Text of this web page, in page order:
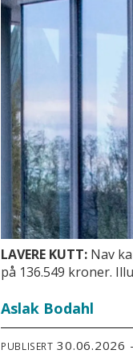
LAVERE KUTT: Nav
på 136.549 kroner.
Aslak Bodahl
PUBLISERT 30.06.2026